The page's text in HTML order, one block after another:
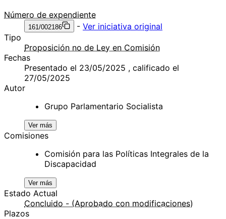
Número de expendiente
161/002186 - Ver iniciativa original
Tipo
Proposición no de Ley en Comisión
Fechas
Presentado el 23/05/2025 , calificado el
27/05/2025
Autor
Grupo Parlamentario Socialista
Ver más
Comisiones
Comisión para las Políticas Integrales de la
Discapacidad
Ver más
Estado Actual
Concluido - (Aprobado con modificaciones)
Plazos